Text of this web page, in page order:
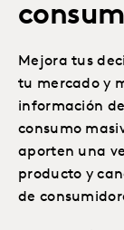
Mejora tus
tu mercado y
información
consumo
aporten una
producto y
de